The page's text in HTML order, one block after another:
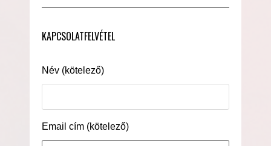
KAPCSOLATFELVÉTEL
Név (kötelező)
Email cím (kötelező)